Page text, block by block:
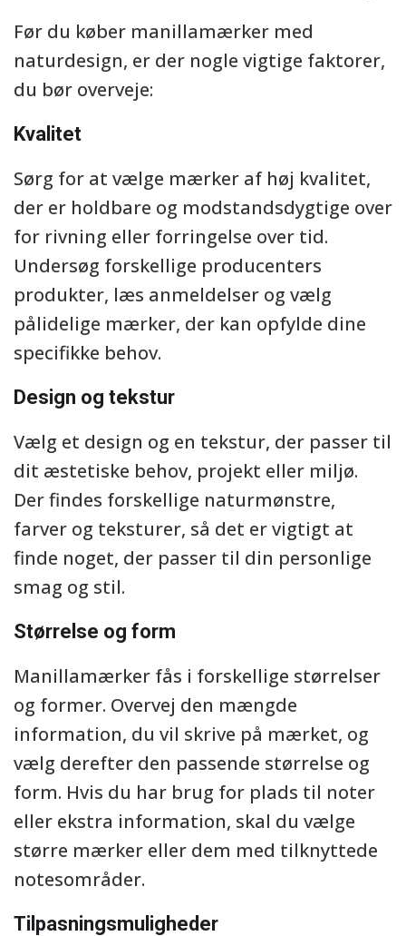
Før du køber manillamærker med
naturdesign, er der nogle vigtige faktorer,
du bør overveje:
Kvalitet
Sørg for at vælge mærker af høj kvalitet,
der er holdbare og modstandsdygtige over
for rivning eller forringelse over tid.
Undersøg forskellige producenters
produkter, læs anmeldelser og vælg
pålidelige mærker, der kan opfylde dine
specifikke behov.
Design og tekstur
Vælg et design og en tekstur, der passer til
dit æstetiske behov, projekt eller miljø.
Der findes forskellige naturmønstre,
farver og teksturer, så det er vigtigt at
finde noget, der passer til din personlige
smag og stil.
Størrelse og form
Manillamærker fås i forskellige størrelser
og former. Overvej den mængde
information, du vil skrive på mærket, og
vælg derefter den passende størrelse og
form. Hvis du har brug for plads til noter
eller ekstra information, skal du vælge
større mærker eller dem med tilknyttede
notesområder.
Tilpasningsmuligheder